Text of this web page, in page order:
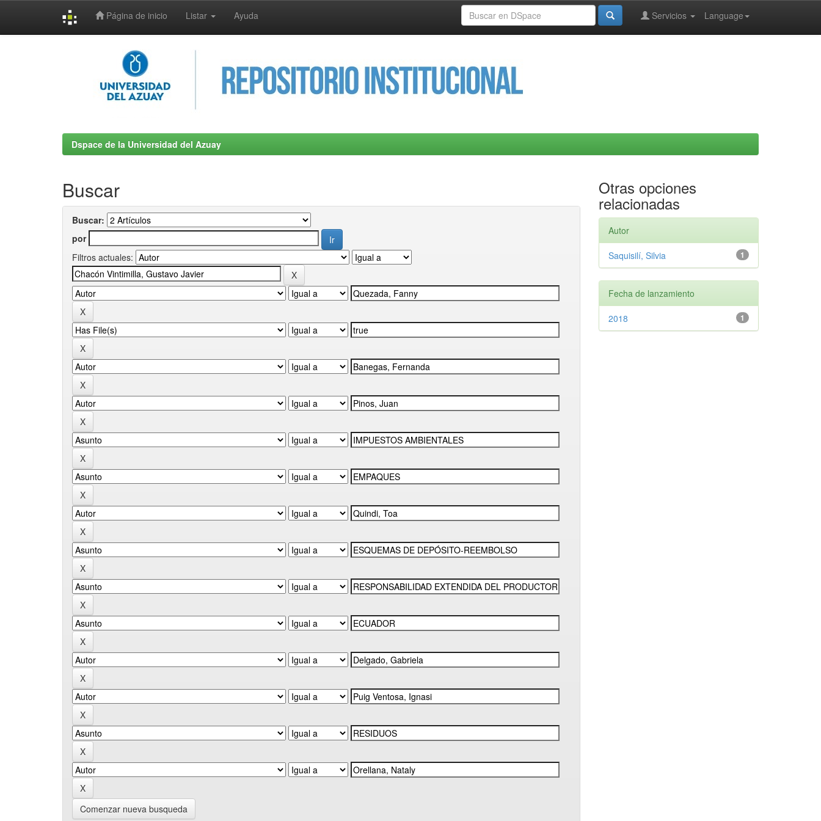
Página de inicio Listar Ayuda Language
Servicios
Dspace de la Universidad del Azuay
Buscar
Buscar:
por
Filtros actuales:
Comenzar nueva busqueda
Otras opciones
relacionadas
Autor
1
Saquisilí, Silvia
Fecha de lanzamiento
1
2018